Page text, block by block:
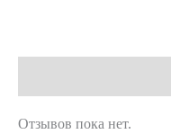
Отзывов пока нет.